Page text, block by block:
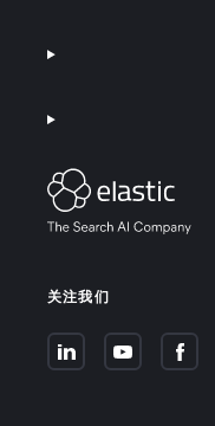
关注我们